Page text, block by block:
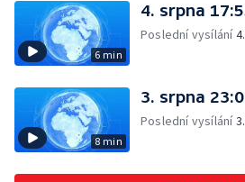
6 min
4. srpna
Poslední vysílání
8 min
3. srpna
Poslední vysílání